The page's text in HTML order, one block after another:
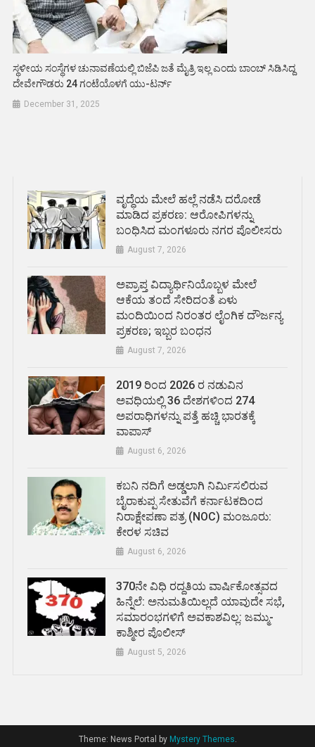
ಸ್ಥಳೀಯ ಸಂಸ್ಥೆಗಳ ಚುನಾವಣೆಯಲ್ಲಿ ಬಿಜೆಪಿ ಜತೆ ಮೈತ್ರಿ ಇಲ್ಲ ಎಂದು ಬಾಂಬ್ ಸಿಡಿಸಿದ್ದ
ದೇವೇಗೌಡರು 24 ಗಂಟೆಯೊಳಗೆ ಯು-ಟರ್ನ್
December 31, 2025
ವೃದ್ಧೆಯ ಮೇಲೆ ಹಲ್ಲೆ ನಡೆಸಿ ದರೋಡೆ
ಮಾಡಿದ ಪ್ರಕರಣ: ಆರೋಪಿಗಳನ್ನು
ಬಂಧಿಸಿದ ಮಂಗಳೂರು ನಗರ ಪೊಲೀಸರು
August 7, 2026
ಅಪ್ರಾಪ್ತ ವಿದ್ಯಾರ್ಥಿನಿಯೊಬ್ಬಳ ಮೇಲೆ
ಆಕೆಯ ತಂದೆ ಸೇರಿದಂತೆ ಏಳು
ಮಂದಿಯಿಂದ ನಿರಂತರ ಲೈಂಗಿಕ ದೌರ್ಜನ್ಯ
ಪ್ರಕರಣ; ಇಬ್ಬರ ಬಂಧನ
August 7, 2026
2019 ರಿಂದ 2026 ರ ನಡುವಿನ
ಅವಧಿಯಲ್ಲಿ 36 ದೇಶಗಳಿಂದ 274
ಅಪರಾಧಿಗಳನ್ನು ಪತ್ತೆ ಹಚ್ಚಿ ಭಾರತಕ್ಕೆ
ವಾಪಾಸ್
August 6, 2026
ಕಬನಿ ನದಿಗೆ ಅಡ್ಡಲಾಗಿ ನಿರ್ಮಿಸಲಿರುವ
ಬೈರಾಕುಪ್ಪ ಸೇತುವೆಗೆ ಕರ್ನಾಟಕದಿಂದ
ನಿರಾಕ್ಷೇಪಣಾ ಪತ್ರ (NOC) ಮಂಜೂರು:
ಕೇರಳ ಸಚಿವ
August 6, 2026
370ನೇ ವಿಧಿ ರದ್ದತಿಯ ವಾರ್ಷಿಕೋತ್ಸವದ
ಹಿನ್ನೆಲೆ: ಅನುಮತಿಯಿಲ್ಲದೆ ಯಾವುದೇ ಸಭೆ,
ಸಮಾರಂಭಗಳಿಗೆ ಅವಕಾಶವಿಲ್ಲ: ಜಮ್ಮು-
ಕಾಶ್ಮೀರ ಪೊಲೀಸ್
August 5, 2026
Theme: News Portal by Mystery Themes.